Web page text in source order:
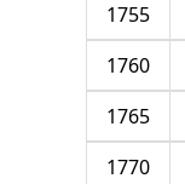
1755
1760
1765
1770